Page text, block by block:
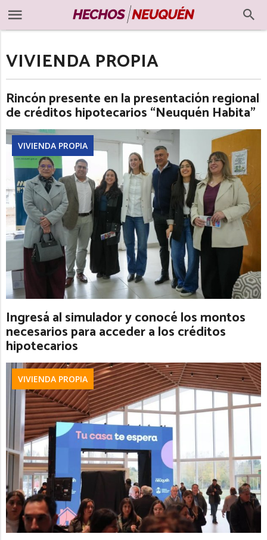
VIVIENDA PROPIA
Rincón presente en la presentación regional
de créditos hipotecarios “Neuquén Habita”
VIVIENDA PROPIA
Ingresá al simulador y conocé los montos
necesarios para acceder a los créditos
hipotecarios
VIVIENDA PROPIA